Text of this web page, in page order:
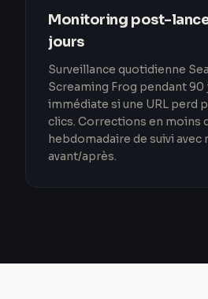
Monitoring post-
jours
Surveillance quotidienne
Screaming Frog pendant
immédiate si une URL perd
clics. Corrections en moins
hebdomadaire de suivi avec
avant/après.